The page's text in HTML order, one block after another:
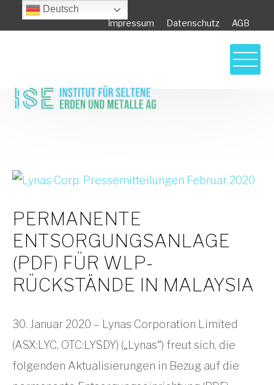
Impressum Datenschutz AGB
Lynas Corp. Pressemitteilungen Februar
PERMANENTE
ENTSORGUNGSANLAGE
(PDF) FÜR WLP-
RÜCKSTÄNDE IN MALAYSIA
30. Januar 2020 – Lynas Corporation Limited
(ASX:LYC, OTC:LYSDY) („Lynas“) freut sich, die
folgenden Aktualisierungen in Bezug auf die
Deutsch